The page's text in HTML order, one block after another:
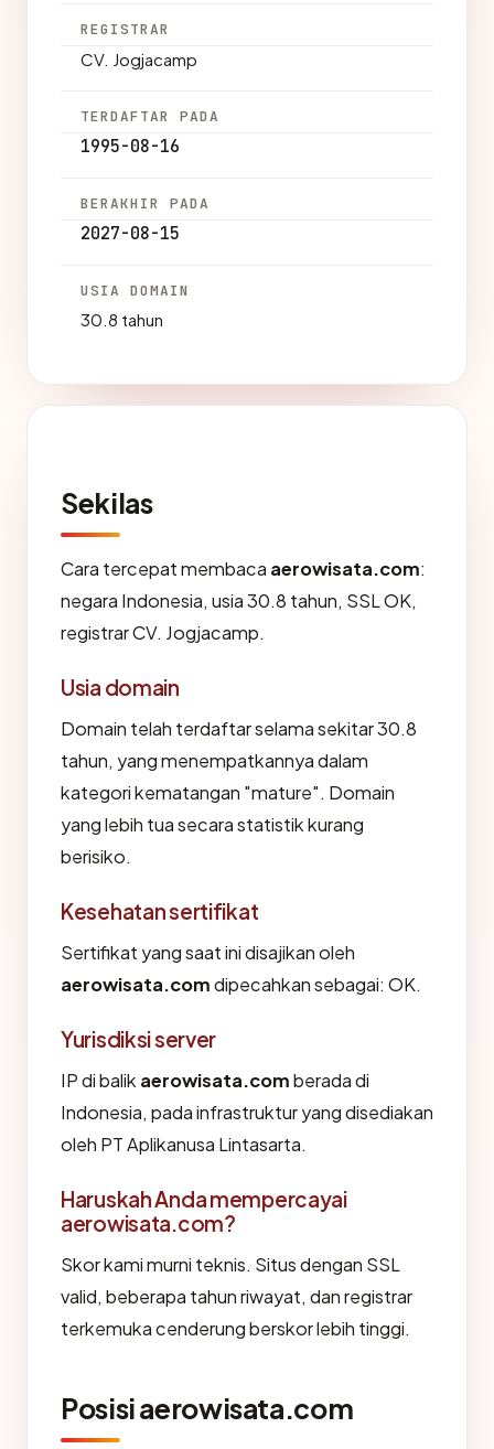
REGISTRAR
CV. Jogjacamp
TERDAFTAR PADA
1995-08-16
BERAKHIR PADA
2027-08-15
USIA DOMAIN
30.8 tahun
Sekilas
Cara tercepat membaca aerowisata.com:
negara Indonesia, usia 30.8 tahun, SSL OK,
registrar CV. Jogjacamp.
Usia domain
Domain telah terdaftar selama sekitar 30.8
tahun, yang menempatkannya dalam
kategori kematangan "mature". Domain
yang lebih tua secara statistik kurang
berisiko.
Kesehatan sertifikat
Sertifikat yang saat ini disajikan oleh
aerowisata.comdipecahkan sebagai: OK.
Yurisdiksi server
IP di balik aerowisata.comberada di
Indonesia, pada infrastruktur yang disediakan
oleh PT Aplikanusa Lintasarta.
Haruskah Anda mempercayai
aerowisata.com?
Skor kami murni teknis. Situs dengan SSL
valid, beberapa tahun riwayat, dan registrar
terkemuka cenderung berskor lebih tinggi.
Posisi aerowisata.com